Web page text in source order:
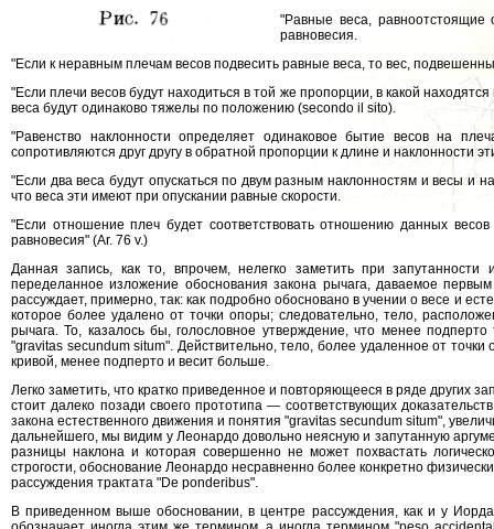
"Равные веса, равноотстоящие
равновесия.
"Если к неравным плечам весов подвесить равные веса, то вес,
"Если плечи весов будут находиться в той же пропорции, в какой
веса будут одинаково тяжелы по положению (secondo il sito).
"Равенство наклонности определяет одинаковое бытие весов на
сопротивляются друг другу в обратной пропорции к длине и наклонности
"Если два веса будут опускаться по двум разным наклонностям и весы и
что веса эти имеют при опускании равные скорости.
"Если отношение плеч будет соответствовать отношению данных
равновесия" (Аr. 76 v.)
Данная запись, как то, впрочем, нелегко заметить при
переделанное изложение обоснования закона рычага, даваемое
рассуждает, примерно, так: как подробно обосновано в учении о весе и
которое более удалено от точки опоры; следовательно, тело,
рычага. То, казалось бы, голословное утверждение, что менее
"gravitas secundum situm". Действительно, тело, более удаленное от
кривой, менее подперто и весит больше.
Легко заметить, что кратко приведенное и повторяющееся в ряде других
стоит далеко позади своего прототипа — соответствующих
закона естественного движения и понятия "gravitas secundum situm",
дальнейшего, мы видим у Леонардо довольно неясную и запутанную
разницы наклона и которая совершенно не может похвастать
строгости, обоснование Леонардо несравненно более конкретно
рассуждения трактата "De ponderibus".
В приведенном выше обосновании, в центре рассуждения, как и у